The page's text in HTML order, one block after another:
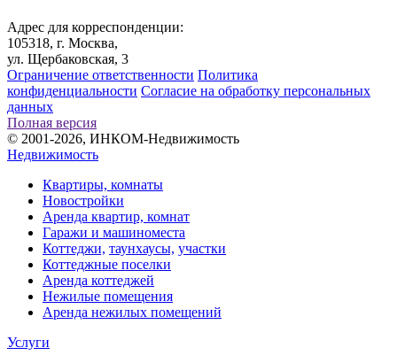
Адрес для корреспонденции:
105318, г. Москва,
ул. Щербаковская, 3
Ограничение ответственности Политика
конфиденциальности Согласие на обработку персональных
данных
Полная версия
© 2001-2026, ИНКОМ-Недвижимость
Недвижимость
Квартиры, комнаты
Новостройки
Аренда квартир, комнат
Гаражи и машиноместа
Коттеджи, таунхаусы, участки
Коттеджные поселки
Аренда коттеджей
Нежилые помещения
Аренда нежилых помещений
Услуги